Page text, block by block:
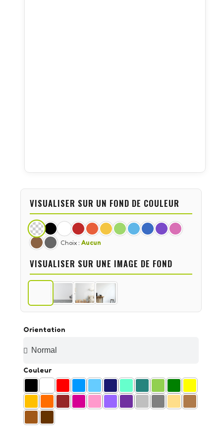
Orientation
Couleur
VISUALISER SUR UN FOND DE COULEUR
Choix : Aucun
VISUALISER SUR UNE IMAGE DE FOND